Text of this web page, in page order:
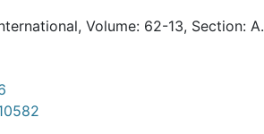
Volume: 62-13, Section: A.